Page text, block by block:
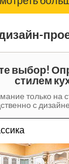
выбор!
стилем
только на
с